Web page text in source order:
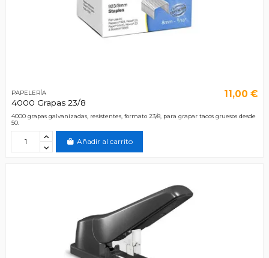
PAPELERÍA
4000 Grapas 23/8
11,00 €
4000 grapas galvanizadas, resistentes, formato 23/8, para grapar tacos gruesos desde
50.
Añadir al carrito